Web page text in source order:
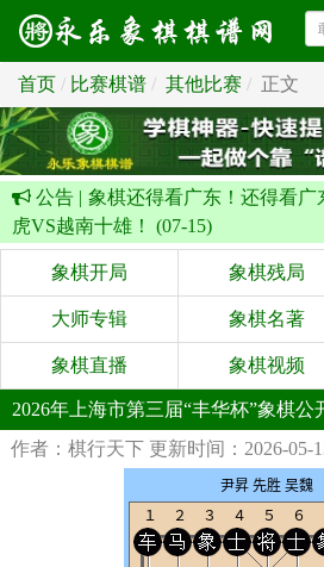
首页 比赛棋谱 其他比赛 正文
公告 | 象棋还得看广东！还得看
虎VS越南十雄！ (07-15)
象棋开局 象棋残局
大师专辑 象棋名著
象棋直播 象棋视频
2026年上海市第三届“丰华杯”象棋
作者：棋行天下 更新时间：2026-05-